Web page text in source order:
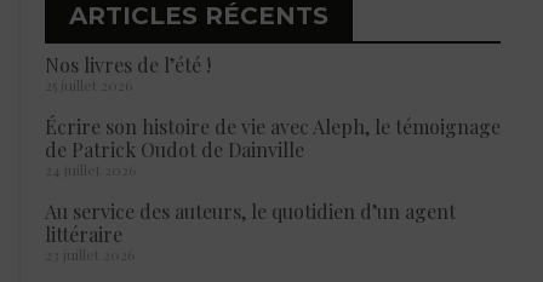
ARTICLES RÉCENTS
Nos livres de l’été !
25 juillet 2026
Écrire son histoire de vie avec Aleph, le témoignage
de Patrick Oudot de Dainville
24 juillet 2026
Au service des auteurs, le quotidien d’un agent
littéraire
23 juillet 2026